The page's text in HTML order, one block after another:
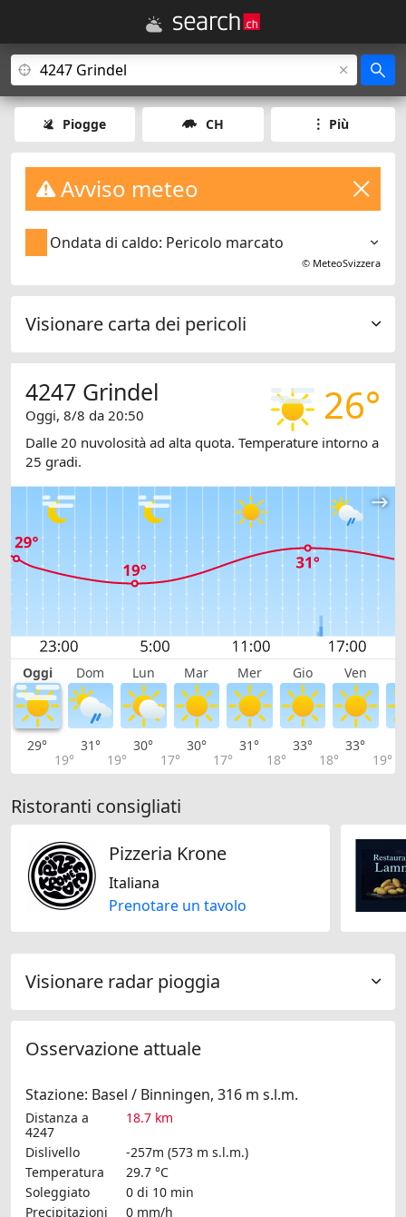
Piogge CH Più
Avviso meteo
Ondata di caldo: Pericolo marcato
© MeteoSvizzera
Visionare carta dei pericoli
26°
4247 Grindel
Oggi, 8/8 da 20:50
Dalle 20 nuvolosità ad alta quota. Temperature intorno a
25 gradi.
Oggi Dom Lun Mar Mer Gio Ven
29°
19°
31°
19°
30°
17°
30°
17°
31°
18°
33°
18°
33°
19°
Ristoranti consigliati
Pizzeria Krone
Italiana
Prenotare un tavolo
Visionare radar pioggia
Osservazione attuale
Stazione: Basel / Binningen, 316 m s.l.m.
Distanza a
4247
18.7 km
Dislivello
-257m (573 m s.l.m.)
Temperatura
29.7 °C
Soleggiato
0 di 10 min
Precipitazioni
0 mm/h